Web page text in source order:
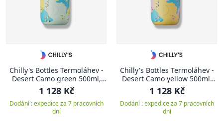
Chilly's Bottles Termoláhev -
Desert Camo green 500ml,
edice Studio/Series 2
1 128 Kč
Dodání : expedice za 7 pracovních
dní
Chilly's Bottles Termoláhev -
Desert Camo yellow 500ml,
edice Studio/Series 2
1 128 Kč
Dodání : expedice za 7 pracovních
dní